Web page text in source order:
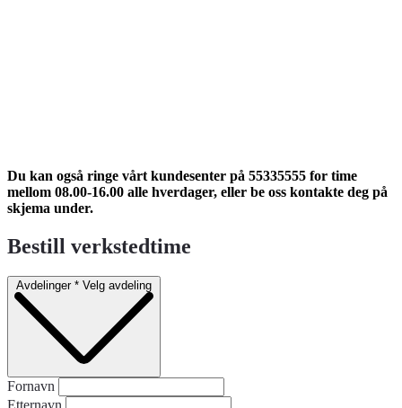
Du kan også ringe vårt kundesenter på 55335555 for time
mellom 08.00-16.00 alle hverdager, eller be oss kontakte deg på
skjema under.
Bestill verkstedtime
Avdelinger * Velg avdeling
Fornavn
Etternavn